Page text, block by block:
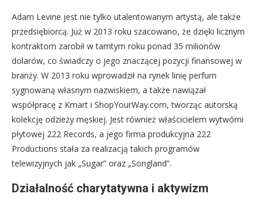
Adam Levine jest nie tylko utalentowanym artystą, ale także
przedsiębiorcą. Już w 2013 roku szacowano, że dzięki licznym
kontraktom zarobił w tamtym roku ponad 35 milionów
dolarów, co świadczy o jego znaczącej pozycji finansowej w
branży. W 2013 roku wprowadził na rynek linię perfum
sygnowaną własnym nazwiskiem, a także nawiązał
współpracę z Kmart i ShopYourWay.com, tworząc autorską
kolekcję odzieży męskiej. Jest również właścicielem wytwórni
płytowej 222 Records, a jego firma produkcyjna 222
Productions stała za realizacją takich programów
telewizyjnych jak „Sugar” oraz „Songland”.
Działalność charytatywna i aktywizm